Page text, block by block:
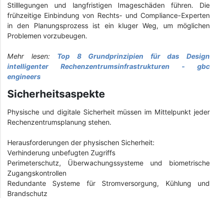
Stilllegungen und langfristigen Imageschäden führen. Die
frühzeitige Einbindung von Rechts- und Compliance-Experten
in den Planungsprozess ist ein kluger Weg, um möglichen
Problemen vorzubeugen.
Mehr lesen: Top 8 Grundprinzipien für das Design
intelligenter Rechenzentrumsinfrastrukturen - gbc
engineers
Sicherheitsaspekte
Physische und digitale Sicherheit müssen im Mittelpunkt jeder
Rechenzentrumsplanung stehen.
Herausforderungen der physischen Sicherheit:
Verhinderung unbefugten Zugriffs
Perimeterschutz, Überwachungssysteme und biometrische
Zugangskontrollen
Redundante Systeme für Stromversorgung, Kühlung und
Brandschutz